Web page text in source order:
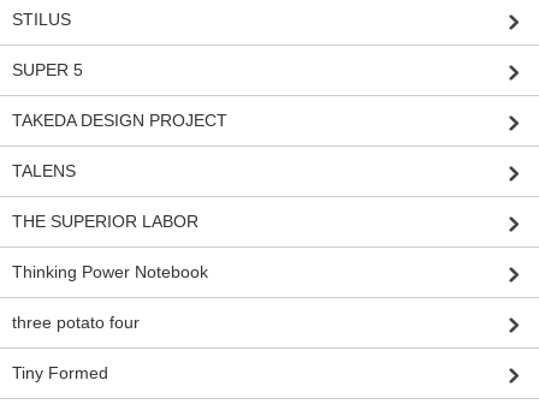
STILUS
SUPER 5
TAKEDA DESIGN PROJECT
TALENS
THE SUPERIOR LABOR
Thinking Power Notebook
three potato four
Tiny Formed